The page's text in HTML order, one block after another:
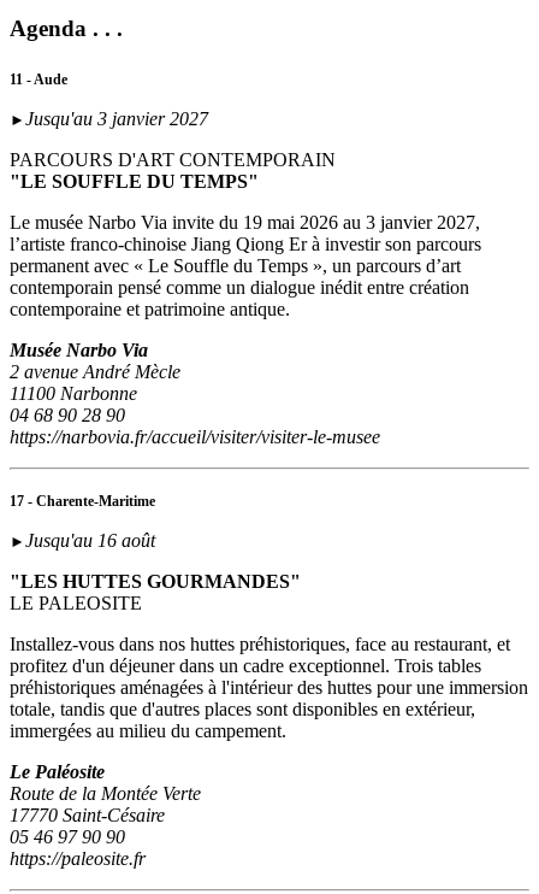
Agenda . . .
11 - Aude
► Jusqu'au 3 janvier 2027
PARCOURS D'ART CONTEMPORAIN
"LE SOUFFLE DU TEMPS"
Le musée Narbo Via invite du 19 mai 2026 au 3 janvier 2027,
l’artiste franco-chinoise Jiang Qiong Er à investir son parcours
permanent avec « Le Souffle du Temps », un parcours d’art
contemporain pensé comme un dialogue inédit entre création
contemporaine et patrimoine antique.
Musée Narbo Via
2 avenue André Mècle
11100 Narbonne
04 68 90 28 90
https://narbovia.fr/accueil/visiter/visiter-le-musee
17 - Charente-Maritime
► Jusqu'au 16 août
"LES HUTTES GOURMANDES"
LE PALEOSITE
Installez-vous dans nos huttes préhistoriques, face au restaurant, et
profitez d'un déjeuner dans un cadre exceptionnel. Trois tables
préhistoriques aménagées à l'intérieur des huttes pour une immersion
totale, tandis que d'autres places sont disponibles en extérieur,
immergées au milieu du campement.
Le Paléosite
Route de la Montée Verte
17770 Saint-Césaire
05 46 97 90 90
https://paleosite.fr